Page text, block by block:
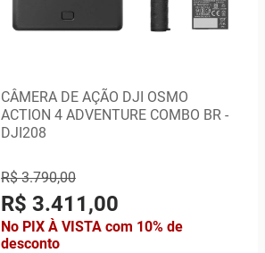
CÂMERA DE AÇÃO DJI OSMO
ACTION 4 ADVENTURE COMBO BR -
DJI208
R$ 3.790,00
R$ 3.411,00
No PIX À VISTA com 10% de
desconto